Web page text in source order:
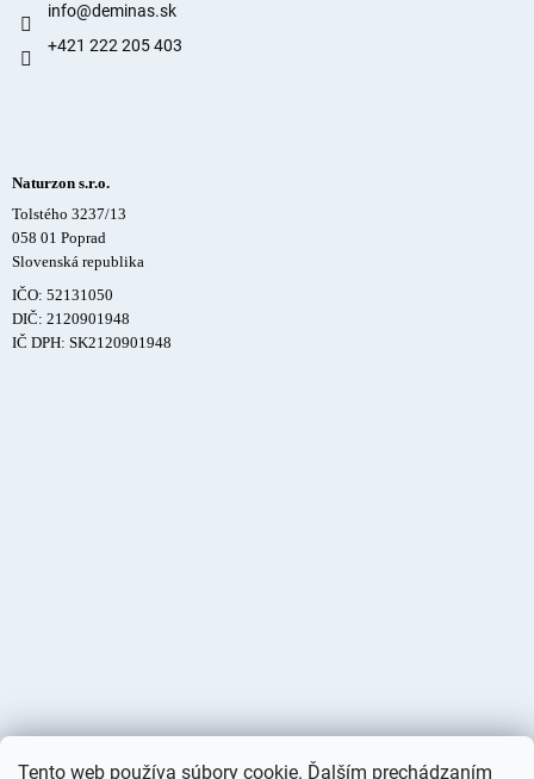
Tento web používa súbory cookie. Ďalším prechádzaním
info@deminas.sk
+421 222 205 403
Naturzon s.r.o.
Tolstého 3237/13
058 01 Poprad
Slovenská republika
IČO: 52131050
DIČ: 2120901948
IČ DPH: SK2120901948